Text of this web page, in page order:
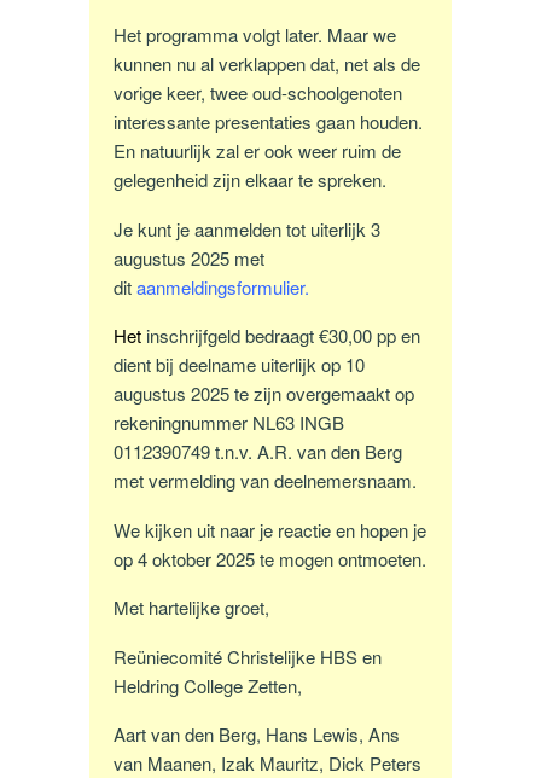
Het programma volgt later. Maar we
kunnen nu al verklappen dat, net als de
vorige keer, twee oud-schoolgenoten
interessante presentaties gaan houden.
En natuurlijk zal er ook weer ruim de
gelegenheid zijn elkaar te spreken.
Je kunt je aanmelden tot uiterlijk 3
augustus 2025 met
ditaanmeldingsformulier.
Het inschrijfgeld bedraagt €30,00 pp en
dient bij deelname uiterlijk op 10
augustus 2025 te zijn overgemaakt op
rekeningnummer NL63 INGB
0112390749 t.n.v. A.R. van den Berg
met vermelding van deelnemersnaam.
We kijken uit naar je reactie en hopen je
op 4 oktober 2025 te mogen ontmoeten.
Met hartelijke groet,
Reüniecomité Christelijke HBS en
Heldring College Zetten,
Aart van den Berg, Hans Lewis, Ans
van Maanen, Izak Mauritz, Dick Peters